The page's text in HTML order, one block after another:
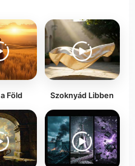
Föld Szoknyád Libben